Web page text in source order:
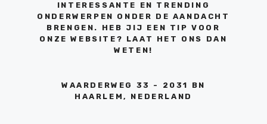
INTERESSANTE EN TRENDING
ONDERWERPEN ONDER DE AANDACHT
BRENGEN. HEB JIJ EEN TIP VOOR
ONZE WEBSITE? LAAT HET ONS DAN
WETEN!
WAARDERWEG 33 - 2031 BN
HAARLEM, NEDERLAND